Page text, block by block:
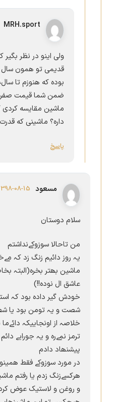
MRH.sport
ولی اینو در نظر
ضمن شما قیمت صفر
ماشین مقایسه کردی
داره؟ ماشینی که
پاسخ
مسعود 1398-08-15 در
سلام دوستان
من تاحالا سوزوکےنداشتم
یہ روز دائیم زنگ زد کہ
ماشین بھتر بخرہ(البتہ
عاشق ال نودہ!!)
خودش گیر دادہ بود کہ
شصت و یہ تومن بود یا
خلاصہ از اونجاییکہ
ترمز نمےرہ و یہ جورایے
پیشنھاد دادم
در مورد سوزوکے فقط
ھرکسےزنگ زدم یا رفتم
و روغن و لاستیک عوض